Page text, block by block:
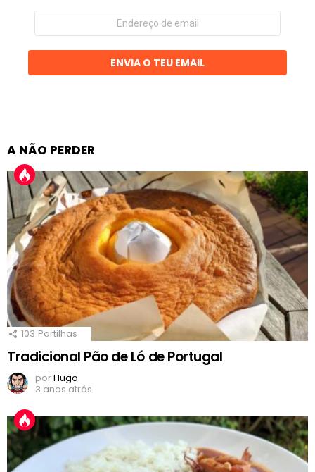
Endereço
email
ENVIA O TEU EMAIL
A NÃO PERDER
103 Partilhas
Tradicional Pão de Ló de Portugal
porHugo
3 anos atrás